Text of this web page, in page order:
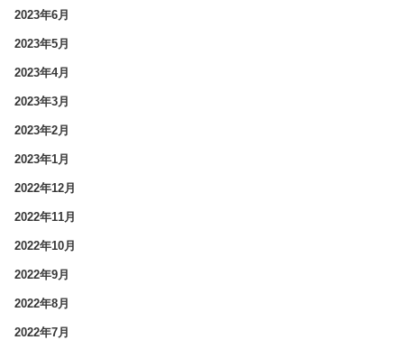
2023年6月
2023年5月
2023年4月
2023年3月
2023年2月
2023年1月
2022年12月
2022年11月
2022年10月
2022年9月
2022年8月
2022年7月